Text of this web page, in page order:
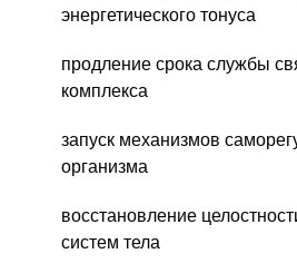
энергетического тонуса
продление срока службы
комплекса
запуск механизмов
организма
восстановление
систем тела